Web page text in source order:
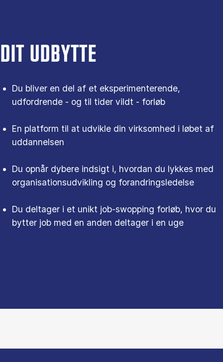
DIT UDBYTTE
Du bliver en del af et eksperimenterende,
udfordrende - og til tider vildt - forløb
En platform til at udvikle din virksomhed i løbet af
uddannelsen
Du opnår dybere indsigt i, hvordan du lykkes med
organisationsudvikling og forandringsledelse
Du deltager i et unikt job-swopping forløb, hvor du
bytter job med en anden deltager i en uge